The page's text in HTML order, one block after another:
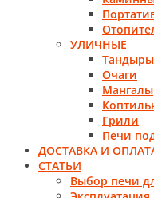
УЛИЧНЫЕ
Тандыры
Очаги
Мангалы
Грили
Печи
ДОСТАВКА И
СТАТЬИ
Выбор печи